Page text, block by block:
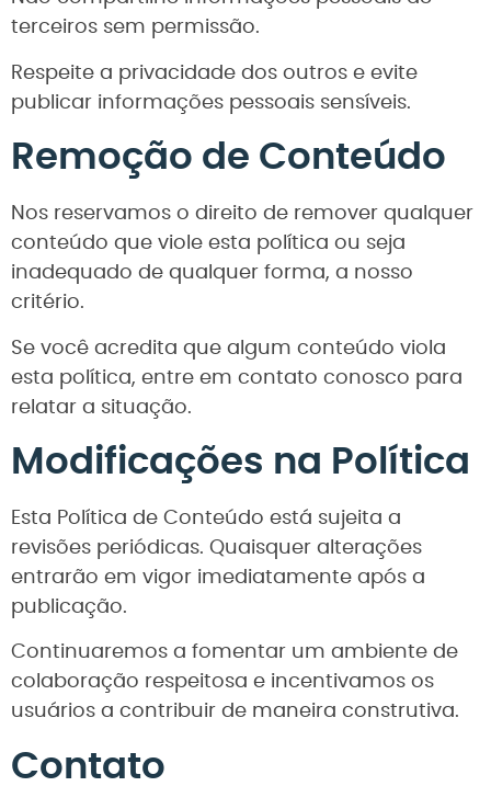
terceiros sem permissão.
Respeite a privacidade dos outros e evite
publicar informações pessoais sensíveis.
Remoção de Conteúdo
Nos reservamos o direito de remover qualquer
conteúdo que viole esta política ou seja
inadequado de qualquer forma, a nosso
critério.
Se você acredita que algum conteúdo viola
esta política, entre em contato conosco para
relatar a situação.
Modificações na Política
Esta Política de Conteúdo está sujeita a
revisões periódicas. Quaisquer alterações
entrarão em vigor imediatamente após a
publicação.
Continuaremos a fomentar um ambiente de
colaboração respeitosa e incentivamos os
usuários a contribuir de maneira construtiva.
Contato